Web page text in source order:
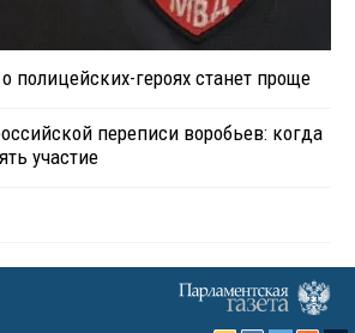
полицейских-героях станет проще
переписи воробьев: когда
участие